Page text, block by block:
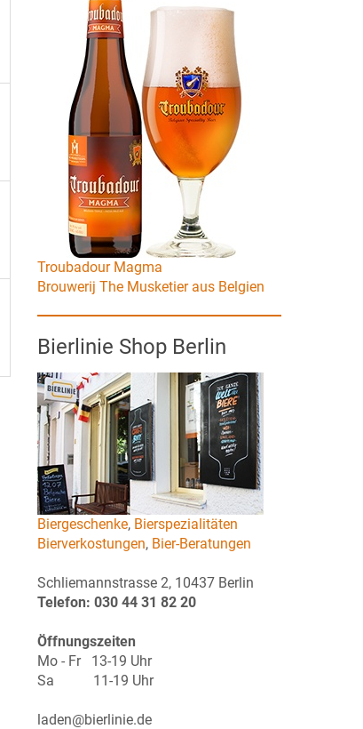
Troubadour Magma
Brouwerij The Musketier aus Belgien
Bierlinie Shop Berlin
Biergeschenke, Bierspezialitäten
Bierverkostungen, Bier-Beratungen
Schliemannstrasse 2, 10437 Berlin
Telefon: 030 44 31 82 20
Öffnungszeiten
Mo - Fr 13-19 Uhr
Sa 11-19 Uhr
laden@bierlinie.de